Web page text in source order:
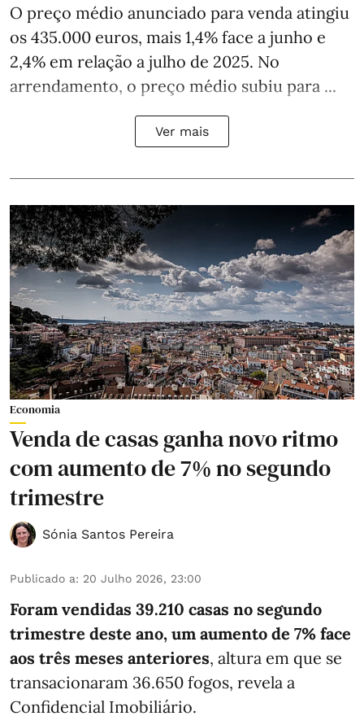
O preço médio anunciado para venda atingiu
os 435.000 euros, mais 1,4% face a junho e
2,4% em relação a julho de 2025. No
arrendamento, o preço médio subiu para ...
Ver mais
Economia
Venda de casas ganha novo ritmo
com aumento de 7% no segundo
trimestre
Sónia Santos Pereira
Publicado a: 20 Julho 2026, 23:00
Foram vendidas 39.210 casas no segundo
trimestre deste ano, um aumento de 7% face
aos três meses anteriores, altura em que se
transacionaram 36.650 fogos, revela a
Confidencial Imobiliário.